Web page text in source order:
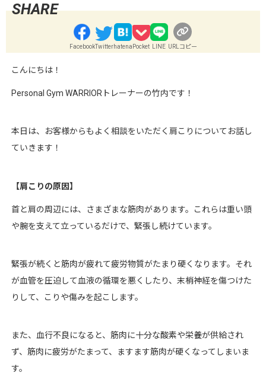
FacebookTwitterhatena Pocket LINE URLコピー
こんにちは！
Personal Gym WARRIOR トレーナーの竹内です！
本日は、お客様からもよく相談をいただく肩こりについてお話し
ていきます！
【肩こりの原因】
首と肩の周辺には、さまざまな筋肉があります。これらは重い頭
や腕を支えて立っているだけで、緊張し続けています。
緊張が続くと筋肉が疲れて疲労物質がたまり硬くなります。それ
が血管を圧迫して血液の循環を悪くしたり、末梢神経を傷つけた
りして、こりや傷みを起こします。
また、血行不良になると、筋肉に十分な酸素や栄養が供給され
ず、筋肉に疲労がたまって、ますます筋肉が硬くなってしまいま
す。